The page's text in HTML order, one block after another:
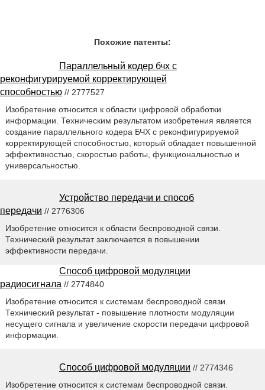
Похожие патенты:
Параллельный кодер бчх с
реконфигурируемой корректирующей
способностью // 2777527
Изобретение относится к области цифровой обработки
информации. Техническим результатом изобретения является
создание параллельного кодера БЧХ с реконфигурируемой
корректирующей способностью, который обладает повышенной
эффективностью, скоростью работы, функциональностью и
универсальностью.
Устройство передачи и способ
передачи // 2776306
Изобретение относится к области беспроводной связи.
Технический результат заключается в повышении
эффективности передачи.
Способ цифровой модуляции
радиосигнала // 2774840
Изобретение относится к системам беспроводной связи.
Технический результат - повышение плотности модуляции
несущего сигнала и увеличение скорости передачи цифровой
информации.
Способ цифровой модуляции // 2774346
Изобретение относится к системам беспроводной связи.